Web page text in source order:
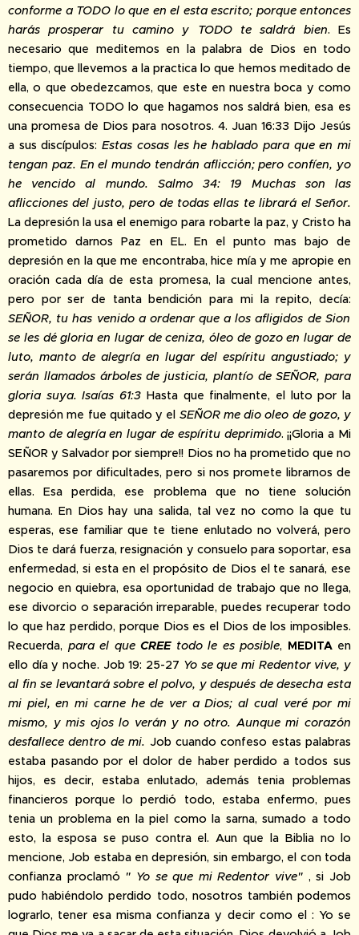
conforme a TODO lo que en el esta escrito; porque entonces
harás prosperar tu camino y TODO te saldrá bien. Es
necesario que meditemos en la palabra de Dios en todo
tiempo, que llevemos a la practica lo que hemos meditado de
ella, o que obedezcamos, que este en nuestra boca y como
consecuencia TODO lo que hagamos nos saldrá bien, esa es
una promesa de Dios para nosotros. 4. Juan 16:33 Dijo Jesús
a sus discípulos:Estas cosas les he hablado para que en mi
tengan paz. En el mundo tendrán aflicción; pero confíen, yo
he vencido al mundo. Salmo 34: 19 Muchas son las
aflicciones del justo, pero de todas ellas te librará el Señor.
La depresión la usa el enemigo para robarte la paz, y Cristo ha
prometido darnos Paz en EL. En el punto mas bajo de
depresión en la que me encontraba, hice mía y me apropie en
oración cada día de esta promesa, la cual mencione antes,
pero por ser de tanta bendición para mi la repito, decía:
SEÑOR, tu has venido a ordenar que a los afligidos de Sion
se les dé gloria en lugar de ceniza, óleo de gozo en lugar de
luto, manto de alegría en lugar del espíritu angustiado; y
serán llamados árboles de justicia, plantío de SEÑOR, para
gloria suya. Isaías 61:3 Hasta que finalmente, el luto por la
depresión me fue quitado y el SEÑOR me dio oleo de gozo, y
manto de alegría en lugar de espíritu deprimido. ¡¡Gloria a Mi
SEÑOR y Salvador por siempre!! Dios no ha prometido que no
pasaremos por dificultades, pero si nos promete librarnos de
ellas. Esa perdida, ese problema que no tiene solución
humana. En Dios hay una salida, tal vez no como la que tu
esperas, ese familiar que te tiene enlutado no volverá, pero
Dios te dará fuerza, resignación y consuelo para soportar, esa
enfermedad, si esta en el propósito de Dios el te sanará, ese
negocio en quiebra, esa oportunidad de trabajo que no llega,
ese divorcio o separación irreparable, puedes recuperar todo
lo que haz perdido, porque Dios es el Dios de los imposibles.
Recuerda, para el queCREEtodo le es posible, MEDITAen
ello día y noche. Job 19: 25-27 Yo se que mi Redentor vive, y
al fin se levantará sobre el polvo, y después de desecha esta
mi piel, en mi carne he de ver a Dios; al cual veré por mi
mismo, y mis ojos lo verán y no otro. Aunque mi corazón
desfallece dentro de mi. Job cuando confeso estas palabras
estaba pasando por el dolor de haber perdido a todos sus
hijos, es decir, estaba enlutado, además tenia problemas
financieros porque lo perdió todo, estaba enfermo, pues
tenia un problema en la piel como la sarna, sumado a todo
esto, la esposa se puso contra el. Aun que la Biblia no lo
mencione, Job estaba en depresión, sin embargo, el con toda
confianza proclamó " Yo se que mi Redentor vive" , si Job
pudo habiéndolo perdido todo, nosotros también podemos
lograrlo, tener esa misma confianza y decir como el : Yo se